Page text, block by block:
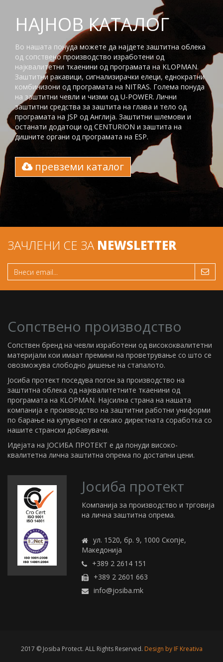
НАЈНОВ КАТАЛОГ
Во нашата понуда можете да најдете заштитна облека
од сопствено производство изработени од
најквалитетни ткаенини од програмата на KLOPMAN.
Заштитни ракавици, сигнализирачки елеци, еднократни
комбинизони од програмата на NITRAS. Голема понуда
на заштитни чевли и чизми од U-POWER. Лични
заштитни средства за заштита на глaва и тело од
програмата на JSP од Англија. Заштитни шлемови и
останати додатоци од CENTURION и заштита на
дишните органи од програмата на ESP.
превземи каталог
ЗАЧЛЕНИ СЕ ЗА NEWSLETTER
Сопствено производство
Сопствен бренд на чевли изработени од висококвалитетни
материјали кои имаат премини на проветрување со што се
овозможува слободно дишење на стапалото.
Јосиба протект поседува погон за производство на
заштитна облека од најквалитетните ткаенини од
програмата на KLOPMAN. Најсилна страна на нашата
компанија е производство на заштитни работни униформи
по барање на купувачот и секако директната соработка со
нашите странски добавувачи.
Идејата на ЈОСИБА ПРОТЕКТ е да понуди високо-
квалитетна лична заштитна опрема по достапни цени.
Јосиба протект
Компанија за производство и трговија
на лична заштитна опрема.
ул. 1520, бр. 9, 1000 Скопје,
Македонија
+389 2 2614 151
+389 2 2601 663
info@josiba.mk
2017 © Josiba Protect. ALL Rights Reserved. Design by IF Kreativa